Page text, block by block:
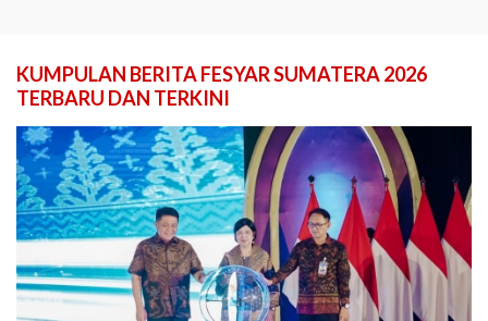
KUMPULAN BERITA FESYAR SUMATERA 2026
TERBARU DAN TERKINI